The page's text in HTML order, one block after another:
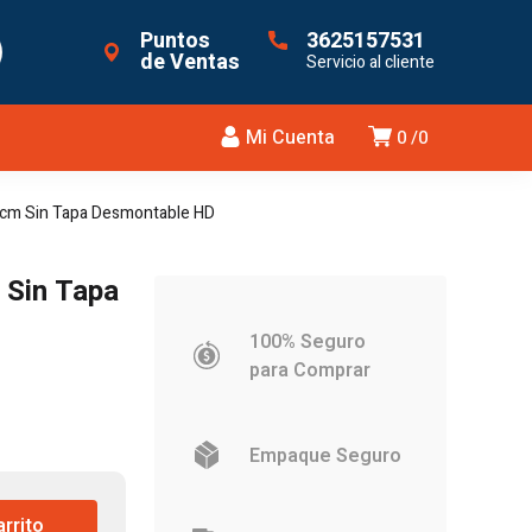
Puntos
de Ventas
3625157531
Servicio al cliente
0 0
Mi Cuenta
Sin Tapa Desmontable HD
Tapa
100% Seguro
para Comprar
Empaque Seguro